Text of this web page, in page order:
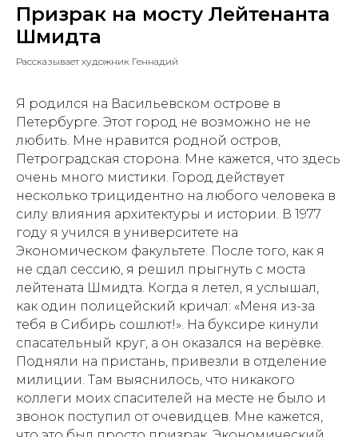
Призрак на мосту Лейтенанта
Шмидта
Рассказывает художник Геннадий
Я родился на Васильевском острове в
Петербурге. Этот город не возможно не не
любить. Мне нравится родной остров,
Петроградская сторона. Мне кажется, что здесь
очень много мистики. Город действует
несколько трицидентно на любого человека в
силу влияния архитектуры и истории. В 1977
году я учился в университете на
Экономическом факультете. После того, как я
не сдал сессию, я решил прыгнуть с моста
лейтената Шмидта. Когда я летел, я услышал,
как один полицейский кричал: «Меня из-за
тебя в Сибирь сошлют!». На буксире кинули
спасательный круг, а он оказался на верёвке.
Подняли на пристань, привезли в отделение
милиции. Там выяснилось, что никакого
коллеги моих спасителей на месте не было и
звонок поступил от очевидцев. Мне кажется,